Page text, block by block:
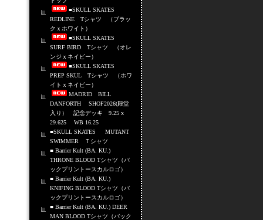
■SKULL SKATES
REDLINE Tシャツ （ブラッ
クｘホワイト）
■SKULL SKATES
SURF BIRD Tシャツ （オレ
ンジｘネイビー）
■SKULL SKATES
PREP SKUL Tシャツ （ホワ
イトｘネイビー）
MADRID BILL
DANFORTH SHOF2026(殿堂
入り） 記念デッキ 9.25 x
29.625 WB 16.25
■SKULL SKATES MUTANT
SWIMMER Ｔシャツ
■ Barrier Kult (BA. KU.)
THRONE BLOOD Tシャツ（バ
ックプリントースカルロゴ）
■ Barrier Kult (BA. KU.)
KNIFING BLOOD Tシャツ（バ
ックプリントースカルロゴ）
■ Barrier Kult (BA. KU.) DEER
MAN BLOOD Tシャツ（バック